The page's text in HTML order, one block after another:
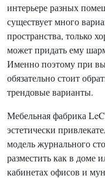
интерьере разных
существует много
пространства, только
может придать ему
Именно поэтому при
обязательно стоит
трендовые варианты.
Мебельная фабрика
эстетически
модель журнального
разместить как в доме
кабинетах офисов и